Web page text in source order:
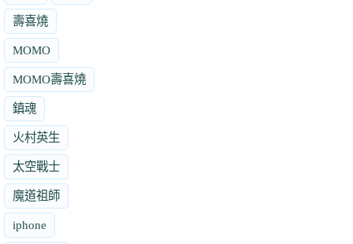
壽喜燒
MOMO
MOMO壽喜燒
鎮魂
火村英生
太空戰士
魔道祖師
iphone